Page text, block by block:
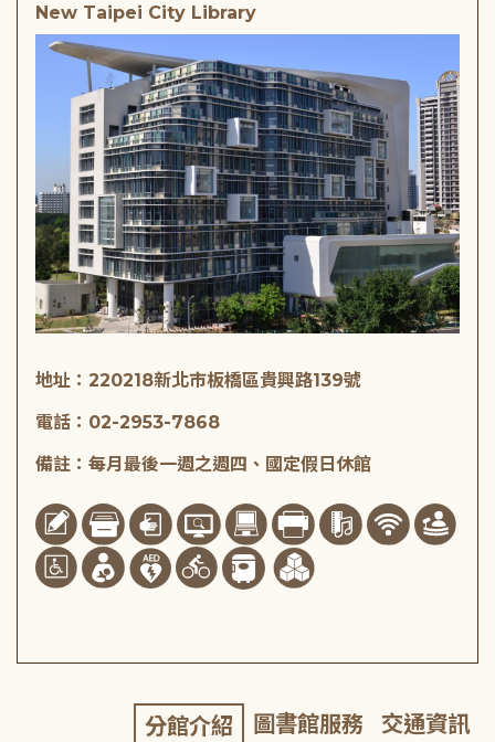
New Taipei City Library
地址：220218新北市板橋區貴興路139號
電話：02-2953-7868
備註：每月最後一週之週四、國定假日休館
分館介紹 圖書館服務 交通資訊